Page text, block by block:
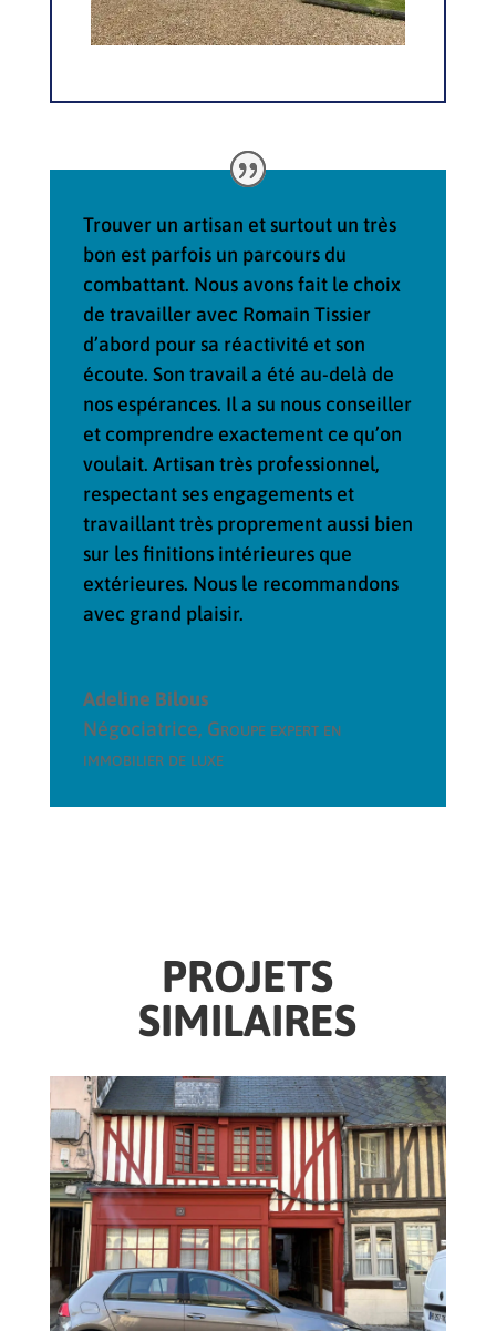
Trouver un artisan et surtout un très
bon est parfois un parcours du
combattant. Nous avons fait le choix
de travailler avec Romain Tissier
d’abord pour sa réactivité et son
écoute. Son travail a été au-delà de
nos espérances. Il a su nous conseiller
et comprendre exactement ce qu’on
voulait. Artisan très professionnel,
respectant ses engagements et
travaillant très proprement aussi bien
sur les finitions intérieures que
extérieures. Nous le recommandons
avec grand plaisir.
Adeline Bilous
Négociatrice, Groupe expert en
immobilier de luxe
PROJETS
SIMILAIRES